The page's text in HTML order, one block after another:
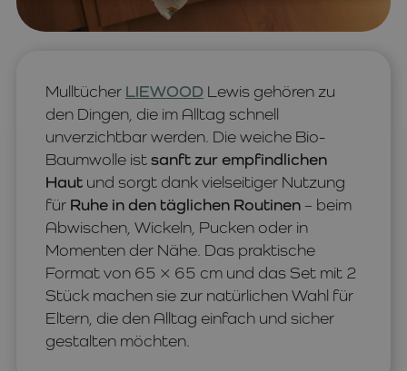
Mulltücher LIEWOOD Lewis gehören zu
den Dingen, die im Alltag schnell
unverzichtbar werden. Die weiche Bio-
Baumwolle istsanft zur empfindlichen
Haut und sorgt dank vielseitiger Nutzung
für Ruhe in den täglichen Routinen – beim
Abwischen, Wickeln, Pucken oder in
Momenten der Nähe. Das praktische
Format von 65 × 65 cm und das Set mit 2
Stück machen sie zur natürlichen Wahl für
Eltern, die den Alltag einfach und sicher
gestalten möchten.